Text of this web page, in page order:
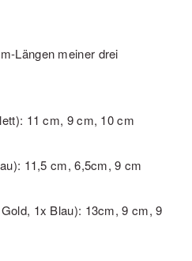
Längen meiner drei
11 cm, 9 cm, 10 cm
11,5 cm, 6,5cm, 9 cm
1x Blau): 13cm, 9 cm, 9